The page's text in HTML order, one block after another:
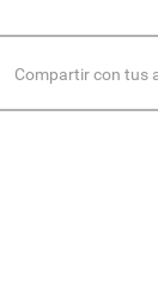
Compartir con tus